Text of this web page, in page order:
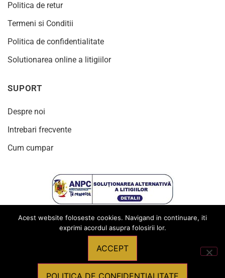
Politica de retur
Termeni si Conditii
Politica de confidentialitate
Solutionarea online a litigiilor
SUPORT
Despre noi
Intrebari frecvente
Cum cumpar
Acest website foloseste cookies. Navigand in continuare, iti
exprimi acordul asupra folosirii lor.
ACCEPT
POLITICA DE CONFIDENTIALITATE